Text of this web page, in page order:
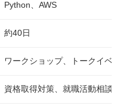
Python、AWS
約40日
ワークショップ、トークイベン
資格取得対策、就職活動相談、